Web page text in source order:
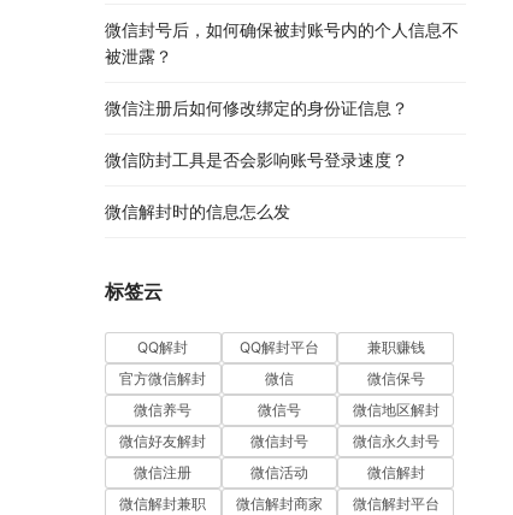
微信封号后，如何确保被封账号内的个人信息不
被泄露？
微信注册后如何修改绑定的身份证信息？
微信防封工具是否会影响账号登录速度？
微信解封时的信息怎么发
标签云
QQ解封 QQ解封平台
兼职赚钱
官方微信解封
微信
微信保号
微信养号
微信号
微信地区解封
微信好友解封
微信封号
微信永久封号
微信注册
微信活动
微信解封
微信解封兼职
微信解封商家
微信解封平台